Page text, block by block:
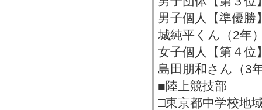
男子個人【準優
城純平くん（2年
女子個人【第４位
島田朋和さん（3
■陸上競技部
□東京都中学校地